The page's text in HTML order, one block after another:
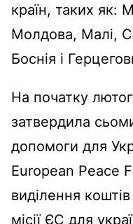
країн, таких як:
Молдова, Малі,
Боснія і
На початку
затвердила
допомоги для
European Peace
виділення
місії ЄС для